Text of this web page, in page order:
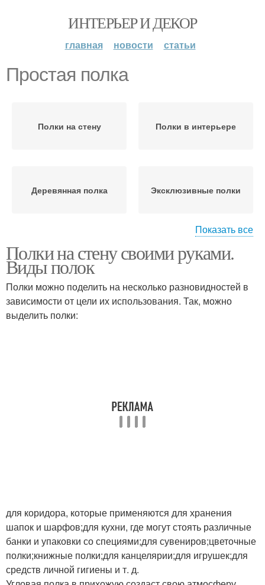
ИНТЕРЬЕР И ДЕКОР
главная новости статьи
Простая полка
Полки на стену Полки в интерьере
Деревянная полка Эксклюзивные полки
Настенные полки Крепления для полки
Показать все
Полки на стену своими руками.
Виды полок
Полки можно поделить на несколько разновидностей в
зависимости от цели их использования. Так, можно
выделить полки:
для коридора, которые применяются для хранения
шапок и шарфов;для кухни, где могут стоять различные
банки и упаковки со специями;для сувениров;цветочные
полки;книжные полки;для канцелярии;для игрушек;для
средств личной гигиены и т. д.